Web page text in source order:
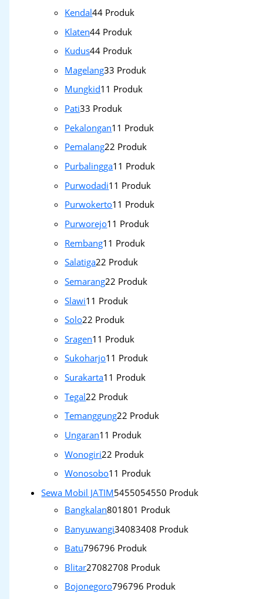
Kendal44 Produk
Klaten44 Produk
Kudus44 Produk
Magelang33 Produk
Mungkid1 1 Produk
Pati33 Produk
Pekalongan1 1 Produk
Pemalang22 Produk
Purbalingga1 1 Produk
Purwodadi1 1 Produk
Purwokerto1 1 Produk
Purworejo1 1 Produk
Rembang1 1 Produk
Salatiga22 Produk
Semarang22 Produk
Slawi1 1 Produk
Solo22 Produk
Sragen1 1 Produk
Sukoharjo1 1 Produk
Surakarta1 1 Produk
Tegal22 Produk
Temanggung22 Produk
Ungaran1 1 Produk
Wonogiri22 Produk
Wonosobo1 1 Produk
Sewa Mobil JATIM5455054550 Produk
Bangkalan801801 Produk
Banyuwangi34083408 Produk
Batu796796 Produk
Blitar27082708 Produk
Bojonegoro796796 Produk